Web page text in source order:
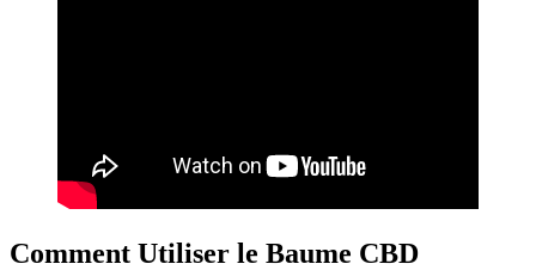
Comment Utiliser le Baume CBD